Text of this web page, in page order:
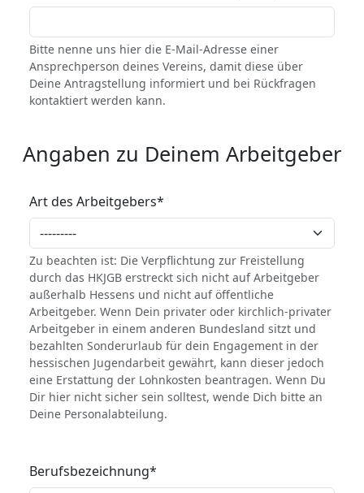
Bitte nenne uns hier die E-Mail-Adresse einer
Ansprechperson deines Vereins, damit diese über
Deine Antragstellung informiert und bei Rückfragen
kontaktiert werden kann.
Angaben zu Deinem Arbeitgeber
Art des Arbeitgebers*
Zu beachten ist: Die Verpflichtung zur Freistellung
durch das HKJGB erstreckt sich nicht auf Arbeitgeber
außerhalb Hessens und nicht auf öffentliche
Arbeitgeber. Wenn Dein privater oder kirchlich-privater
Arbeitgeber in einem anderen Bundesland sitzt und
bezahlten Sonderurlaub für dein Engagement in der
hessischen Jugendarbeit gewährt, kann dieser jedoch
eine Erstattung der Lohnkosten beantragen. Wenn Du
Dir hier nicht sicher sein solltest, wende Dich bitte an
Deine Personalabteilung.
Berufsbezeichnung*